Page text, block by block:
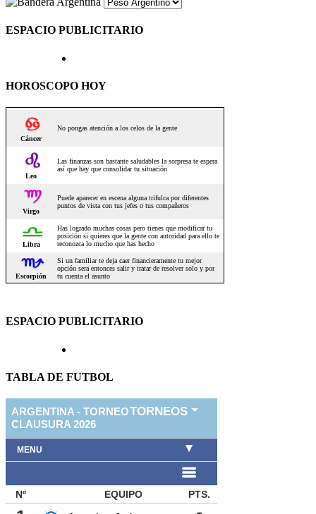
ESPACIO PUBLICITARIO
HOROSCOPO HOY
ESPACIO PUBLICITARIO
TABLA DE FUTBOL